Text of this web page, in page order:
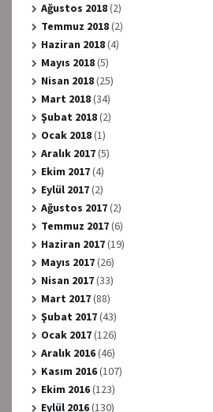
Ağustos 2018(2)
Temmuz 2018(2)
Haziran 2018(4)
Mayıs 2018(5)
Nisan 2018(25)
Mart 2018(34)
Şubat 2018(2)
Ocak 2018(1)
Aralık 2017(5)
Ekim 2017(4)
Eylül 2017(2)
Ağustos 2017(2)
Temmuz 2017(6)
Haziran 2017(19)
Mayıs 2017(26)
Nisan 2017(33)
Mart 2017(88)
Şubat 2017(43)
Ocak 2017(126)
Aralık 2016(46)
Kasım 2016(107)
Ekim 2016(123)
Eylül 2016(130)